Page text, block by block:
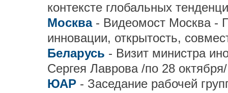
контексте глобальных
Москва - Видеомост Москва -
инновации, открытость,
Беларусь - Визит министра
Сергея Лаврова /по 28 октября/
ЮАР - Заседание рабочей